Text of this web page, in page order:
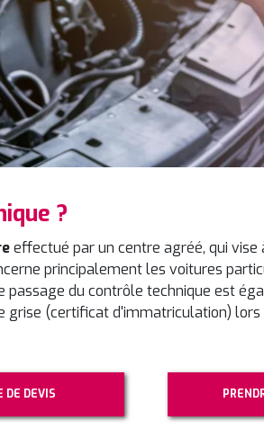
?
effectué par un centre agréé, qui
principalement les voitures
passage du contrôle technique est
(certificat d'immatriculation) lors
DE DEVIS